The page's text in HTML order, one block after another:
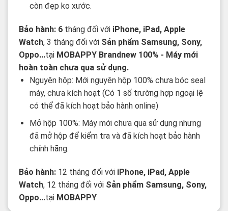
còn đẹp ko xước.
Bảo hành: 6 tháng đối với iPhone, iPad, Apple
Watch, 3 tháng đối với Sản phẩm Samsung, Sony,
Oppo...tại MOBAPPY Brandnew 100% - Máy mới
hoàn toàn chưa qua sử dụng.
Nguyên hộp: Mới nguyên hộp 100% chưa bóc seal
máy, chưa kích hoạt (Có 1 số trường hợp ngoại lệ
có thể đã kích hoạt bảo hành online)
Mở hộp 100%: Máy mới chưa qua sử dụng nhưng
đã mở hộp để kiểm tra và đã kích hoạt bảo hành
chính hãng.
Bảo hành: 12 tháng đối với iPhone, iPad, Apple
Watch, 12 tháng đối với Sản phẩm Samsung, Sony,
Oppo...tại MOBAPPY